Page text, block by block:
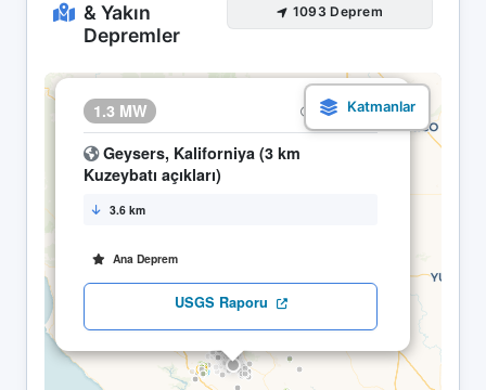
& Yakın
Depremler
1093 Deprem
1.3 MW 17.04 19:17
Geysers, Kaliforniya (3 km
Kuzeybatı açıkları)
3.6 km
Ana Deprem
USGS Raporu
×